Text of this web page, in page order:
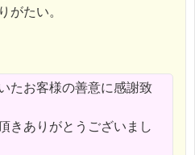
がたい。
たお客様の善意に感謝致
きありがとうございまし